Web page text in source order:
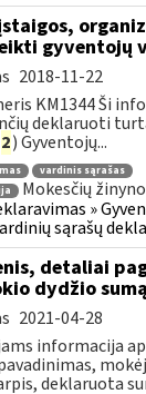
gyventojų
2018-11-22
KM1344 Ši
deklaruoti
2) Gyventojų...
vardinis sąrašas
Mokesčių
»
sąrašų
detaliai
dydžio
2021-04-28
informacija
deklaruota